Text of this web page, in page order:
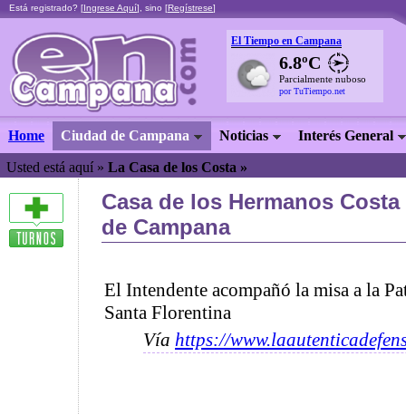
Está registrado? [Ingrese Aquí], sino [Regístrese]
El Tiempo en Campana
6.8ºC
Parcialmente nuboso
por TuTiempo.net
Home Ciudad de Campana Noticias Interés General
Usted está aquí » La Casa de los Costa »
Casa de los Hermanos
de Campana
El Intendente acompañó la misa a la
Santa Florentina
Vía https://